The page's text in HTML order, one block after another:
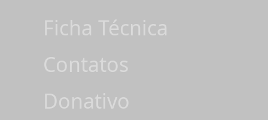
Ficha Técnica
Contatos
Donativo